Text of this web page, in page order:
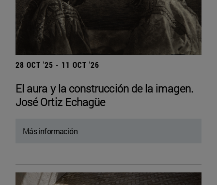
28 OCT '25 - 11 OCT '26
El aura y la construcción de la imagen.
José Ortiz Echagüe
Más información